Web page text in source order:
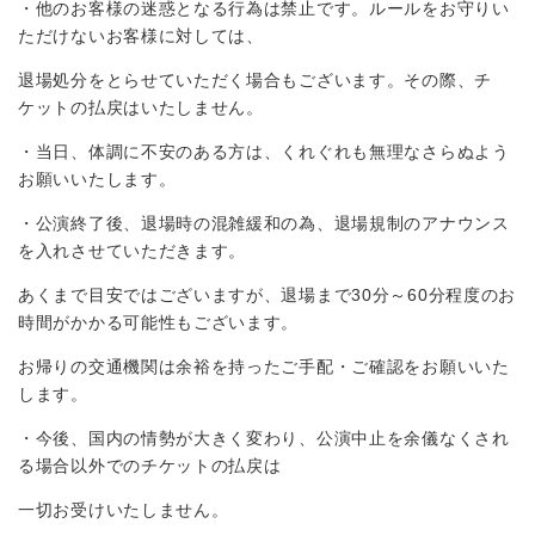
・他のお客様の迷惑となる行為は禁止です。ルールをお守りい
ただけないお客様に対しては、
退場処分をとらせていただく場合もございます。その際、チ
ケットの払戻はいたしません。
・当日、体調に不安のある方は、くれぐれも無理なさらぬよう
お願いいたします。
・公演終了後、退場時の混雑緩和の為、退場規制のアナウンス
を入れさせていただきます。
あくまで目安ではございますが、退場まで30分～60分程度のお
時間がかかる可能性もございます。
お帰りの交通機関は余裕を持ったご手配・ご確認をお願いいた
します。
・今後、国内の情勢が大きく変わり、公演中止を余儀なくされ
る場合以外でのチケットの払戻は
一切お受けいたしません。